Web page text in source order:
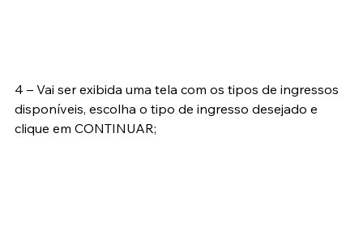
4 – Vai ser exibida uma tela com os tipos de ingressos
disponíveis, escolha o tipo de ingresso desejado e
clique em CONTINUAR;